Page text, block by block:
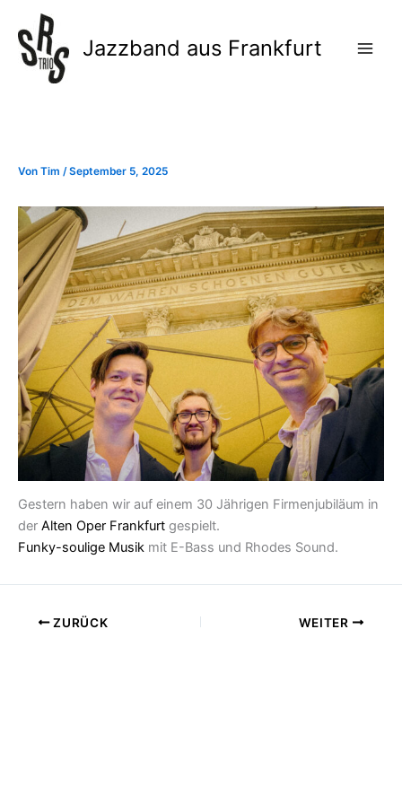
Inhalt
springen
Jazzband aus Frankfurt
Von Tim /September 5, 2025
Gestern haben wir auf einem 30 Jährigen Firmenjubiläum in
der Alten Oper Frankfurt gespielt.
Funky-soulige Musik mit E-Bass und Rhodes Sound.
ZURÜCK WEITER